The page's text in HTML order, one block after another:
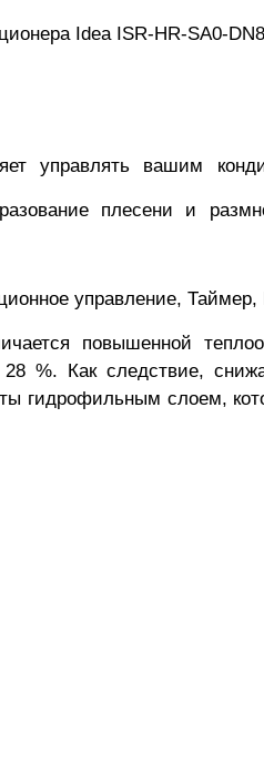
Idea ISR-HR-SA0-DN8
управлять вашим
плесени и
управление,
повышенной
%. Как следствие,
гидрофильным слоем,